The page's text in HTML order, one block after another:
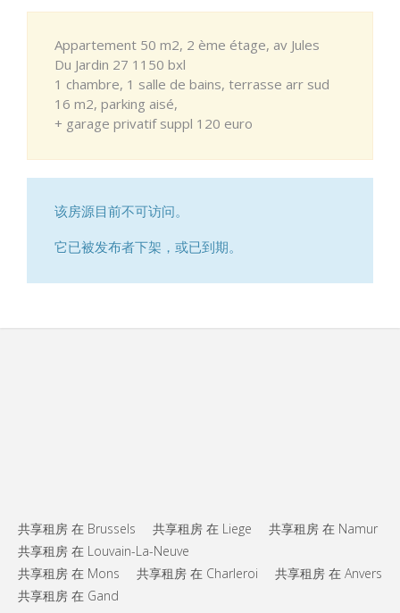
Appartement 50 m2, 2 ème étage, av Jules
Du Jardin 27 1150 bxl
1 chambre, 1 salle de bains, terrasse arr sud
16 m2, parking aisé,
+ garage privatif suppl 120 euro
该房源目前不可访问。
它已被发布者下架，或已到期。
共享租房 在 Brussels 共享租房 在 Liege
共享租房 在 Namur
共享租房 在 Louvain-La-Neuve
共享租房 在 Mons
共享租房 在 Charleroi
共享租房 在 Anvers
共享租房 在 Gand